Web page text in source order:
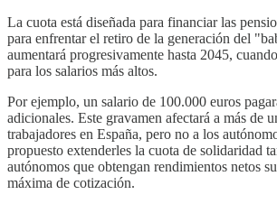
La cuota está diseñada para financiar las
para enfrentar el retiro de la generación del
aumentará progresivamente hasta 2045,
para los salarios más altos.
Por ejemplo, un salario de 100.000 euros
adicionales. Este gravamen afectará a más de
trabajadores en España, pero no a los
propuesto extenderles la cuota de solidaridad
autónomos que obtengan rendimientos netos
máxima de cotización.